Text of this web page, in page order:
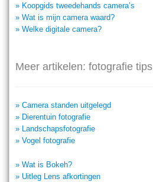
» Koopgids tweedehands camera’s
» Wat is mijn camera waard?
» Welke digitale camera?
Meer artikelen: fotografie tips
» Camera standen uitgelegd
» Dierentuin fotografie
» Landschapsfotografie
» Vogel fotografie
» Wat is Bokeh?
» Uitleg Lens afkortingen